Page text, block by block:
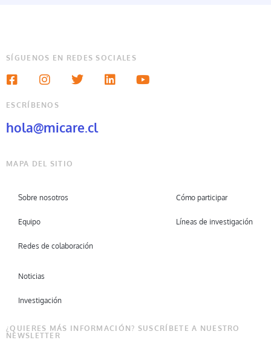
SÍGUENOS EN REDES SOCIALES
ESCRÍBENOS
hola@micare.cl
MAPA DEL SITIO
Sobre nosotros
Equipo
Redes de colaboración
Cómo participar
Líneas de investigación
Noticias
Investigación
¿QUIERES MÁS INFORMACIÓN? SUSCRÍBETE A NUESTRO
NEWSLETTER